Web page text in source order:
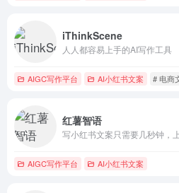
iThinkScene
人人都容易上手的AI写作工具
AIGC写作平台 AI小红书文案 # 电商
红薯智语
写小红书文案只需要几秒钟，
AIGC写作平台 AI小红书文案